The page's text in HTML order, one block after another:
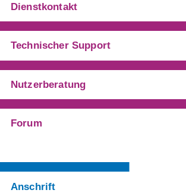
Dienstkontakt
Technischer Support
hotline@conf.dfn.de
Nutzerberatung
Kompetenzzentrum für
Forum
Anschrift